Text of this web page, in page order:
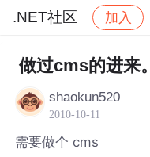
.NET社区 加入
社区 .NET社区
做过cms的进来
shaokun520
2010-10-11
需要做个 cms